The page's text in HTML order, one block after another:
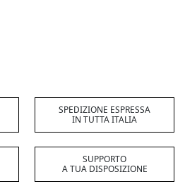
SPEDIZIONE ESPRESSA
IN TUTTA ITALIA
SUPPORTO
A TUA DISPOSIZIONE